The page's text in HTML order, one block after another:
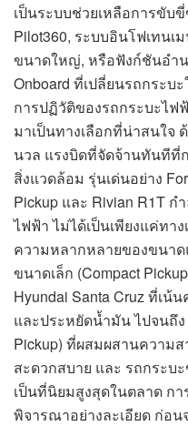
เป็นระบบช่วยเหลือการขับ
Pilot360, ระบบอินโฟเทน
ขนาดใหญ่, หรือฟังก์ชันอำน
Onboard ที่เปลี่ยนรถกระบ
การปฏิวัติของรถกระบะไฟ
มาเป็นทางเลือกที่น่าสนใจ
นวล แรงบิดที่จัดจ้านทันทีที่
สิ่งแวดล้อม รุ่นเด่นอย่าง
Pickup และ Rivian R1T ก
ไฟฟ้า ไม่ได้เป็นเพียงแค่ทา
ความหลากหลายของขนาด
ขนาดเล็ก (Compact
Hyundai Santa Cruz ที่เน้
และประหยัดน้ำมัน ไปจนถึ
Pickup) ที่ผสมผสานความ
สะดวกสบาย และ รถกระบ
เป็นที่นิยมสูงสุดในตลาด ก
พิจารณาอย่างละเอียด ก่อน